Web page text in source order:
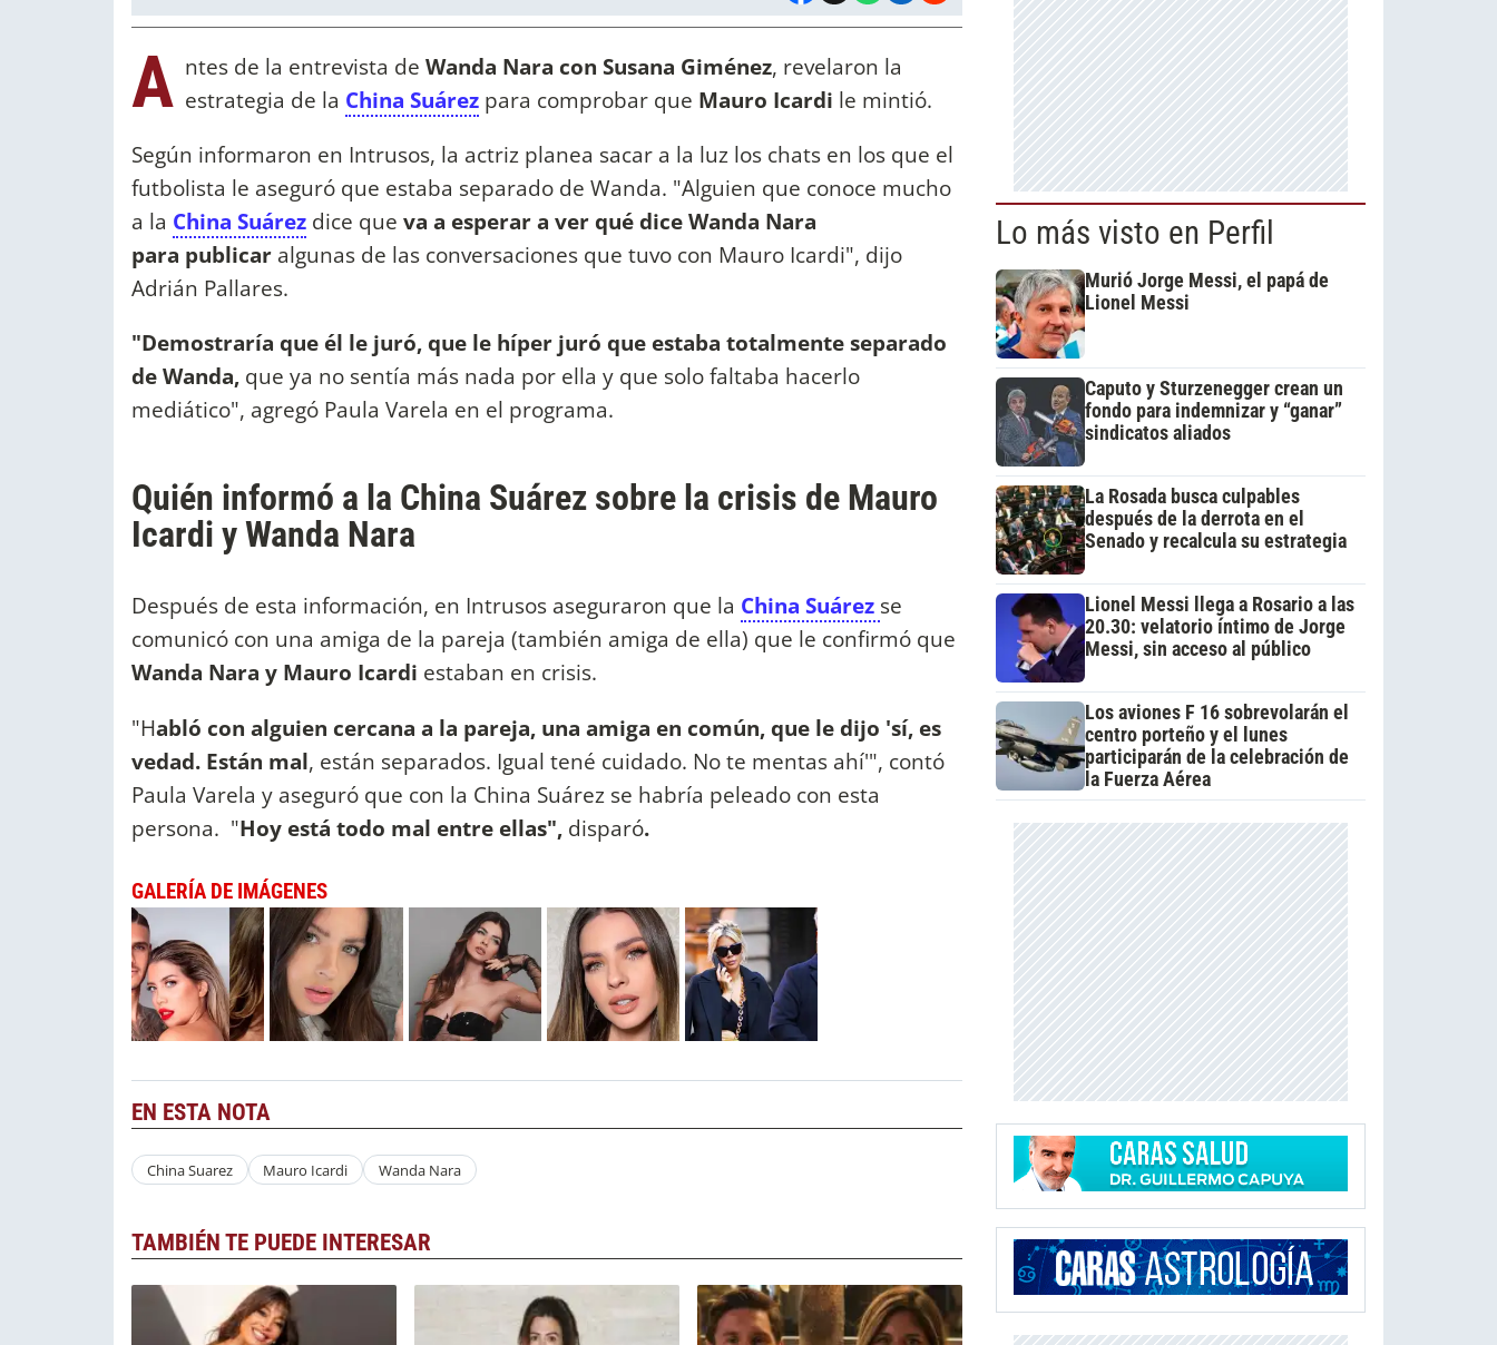
A ntes de la entrevista de Wanda Nara con Susana Giménez, revelaron la
estrategia de la China Suárez para comprobar que Mauro Icardi le mintió.
Según informaron en Intrusos, la actriz planea sacar a la luz los chats en los que el
futbolista le aseguró que estaba separado de Wanda. "Alguien que conoce mucho
a la China Suárez dice que va a esperar a ver qué dice Wanda Nara
para publicar algunas de las conversaciones que tuvo con Mauro Icardi", dijo
Adrián Pallares.
"Demostraría que él le juró, que le híper juró que estaba totalmente separado
de Wanda, que ya no sentía más nada por ella y que solo faltaba hacerlo
mediático", agregó Paula Varela en el programa.
Quién informó a la China Suárez sobre la crisis de Mauro
Icardi y Wanda Nara
Después de esta información, en Intrusos aseguraron que la China Suárez se
comunicó con una amiga de la pareja (también amiga de ella) que le confirmó que
Wanda Nara y Mauro Icardi estaban en crisis.
"Habló con alguien cercana a la pareja, una amiga en común, que le dijo 'sí, es
vedad. Están mal, están separados. Igual tené cuidado. No te mentas ahí'", contó
Paula Varela y aseguró que con la China Suárez se habría peleado con esta
persona. "Hoy está todo mal entre ellas", disparó.
GALERÍA DE IMÁGENES
EN ESTA NOTA
China Suarez Mauro Icardi Wanda Nara
TAMBIÉN TE PUEDE INTERESAR
Lo más visto en Perfil
Murió Jorge Messi, el papá de
Lionel Messi
Caputo y Sturzenegger crean un
fondo para indemnizar y “ganar”
sindicatos aliados
La Rosada busca culpables
después de la derrota en el
Senado y recalcula su estrategia
Lionel Messi llega a Rosario a las
20.30: velatorio íntimo de Jorge
Messi, sin acceso al público
Los aviones F 16 sobrevolarán el
centro porteño y el lunes
participarán de la celebración de
la Fuerza Aérea